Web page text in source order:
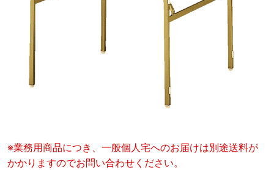
※業務用商品につき、一般個人宅へのお届けは別途送料が
かかりますのでお問い合わせください。